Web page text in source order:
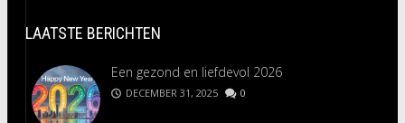
LAATSTE BERICHTEN
Een gezond en liefdevol 2026
DECEMBER 31, 2025 0